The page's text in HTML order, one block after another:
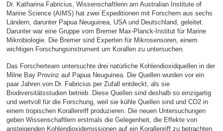
Dr. Katharina Fabricius, Wissenschaftlerin am Australian Institute of
Marine Science (AIMS) hat zwei Expeditionen mit Forschern aus sechs
Ländern, darunter Papua Neuguinea, USA und Deutschland, geleitet.
Darunter war eine Gruppe vom Bremer Max-Planck-Institut für Marine
Mikrobiologie. Die Bremer sind Experten für Mikrosensoren, einem
wichtigen Forschungsinstrument um Korallen zu untersuchen.
Das Forscherteam untersuchte drei natürliche Kohlendioxidquellen in der
Milne Bay Provinz auf Papua Neuguinea. Die Quellen wurden vor ein
paar Jahren von Dr. Fabricius per Zufall entdeckt, als sie
Biodiversitätsstudien betrieb. Diese Quellen sind deshalb so einzigartig
und wertvoll für die Forschung, weil sie kühle Quellen sind und CO2 in
einem tropischen Korallenriff produzieren. Die neuen Untersuchungen
geben Wissenschaftlern erstmals die Gelegenheit, die Effekte von
ansteigenden Kohlendioxidemissionen auf ein Korallenriff zu betrachten.